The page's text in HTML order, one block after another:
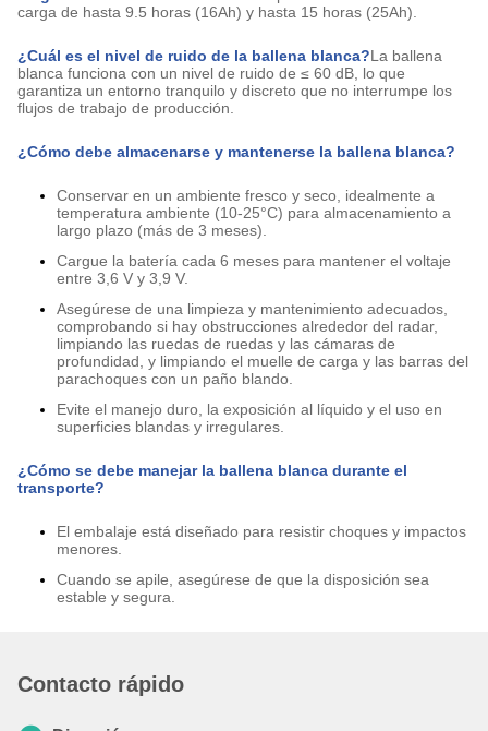
carga de hasta 9.5 horas (16Ah) y hasta 15 horas (25Ah).
¿Cuál es el nivel de ruido de la ballena blanca?La ballena
blanca funciona con un nivel de ruido de ≤ 60 dB, lo que
garantiza un entorno tranquilo y discreto que no interrumpe los
flujos de trabajo de producción.
¿Cómo debe almacenarse y mantenerse la ballena blanca?
Conservar en un ambiente fresco y seco, idealmente a
temperatura ambiente (10-25°C) para almacenamiento a
largo plazo (más de 3 meses).
Cargue la batería cada 6 meses para mantener el voltaje
entre 3,6 V y 3,9 V.
Asegúrese de una limpieza y mantenimiento adecuados,
comprobando si hay obstrucciones alrededor del radar,
limpiando las ruedas de ruedas y las cámaras de
profundidad, y limpiando el muelle de carga y las barras del
parachoques con un paño blando.
Evite el manejo duro, la exposición al líquido y el uso en
superficies blandas y irregulares.
¿Cómo se debe manejar la ballena blanca durante el
transporte?
El embalaje está diseñado para resistir choques y impactos
menores.
Cuando se apile, asegúrese de que la disposición sea
estable y segura.
Contacto rápido